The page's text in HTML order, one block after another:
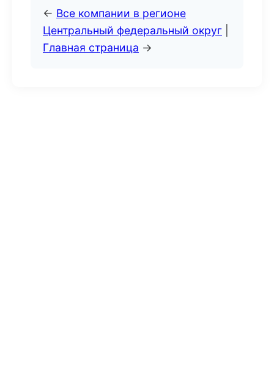
← Все компании в регионе
Центральный федеральный округ
Главная страница →